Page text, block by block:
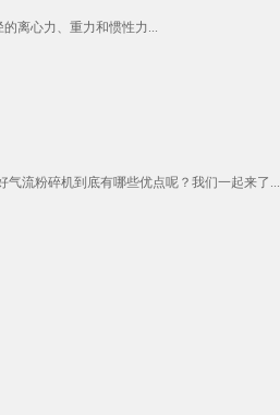
离心力、重力和惯性力...
流粉碎机到底有哪些优点呢？我们一起来了...